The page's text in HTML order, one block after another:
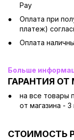
Pay
Оплата при
платеж)
Оплата
Больше
ГАРАНТИЯ
на все товары
от магазина -
СТОИМОСТЬ